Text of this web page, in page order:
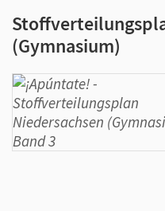
(Gymnasium)